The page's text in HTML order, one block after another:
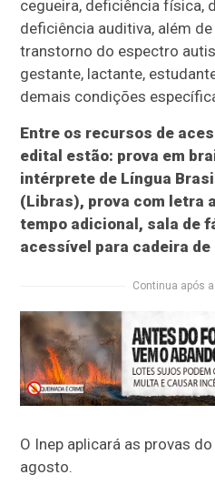
cegueira, deficiência física,
deficiência auditiva, além
transtorno do espectro
gestante, lactante,
demais condições
Entre os recursos de
edital estão: prova em
intérprete de Língua
(Libras), prova com letra
tempo adicional, sala de
acessível para cadeira de
Continua após
O Inep aplicará as provas
agosto.